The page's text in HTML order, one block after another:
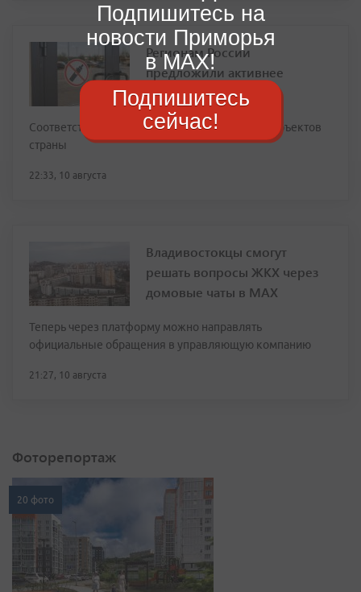
Регионам России
предложили активнее
запрещать вейпы
Соответствующие законы уже приняли пять субъектов
страны
22:33, 10 августа
Владивостокцы смогут
решать вопросы ЖКХ через
домовые чаты в МАХ
Теперь через платформу можно направлять
официальные обращения в управляющую компанию
21:27, 10 августа
Фоторепортаж
20 фото
Подпишитесь на
новости Приморья
в MAX!
Подпишитесь
сейчас!